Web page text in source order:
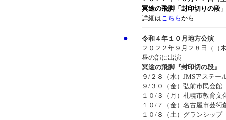
冥途の飛脚「封印切りの段
詳細はこちらから
●
令和４年１０月地方公演
２０２２年９月２８日（（
昼の部に出演
冥途の飛脚『封印切の段』
９/２８（水）JMSアステー
９/３０（金）弘前市民会館
１０/３（月）札幌市教育文
１０/７（金）名古屋市芸術
１０/８（土）グランシップ